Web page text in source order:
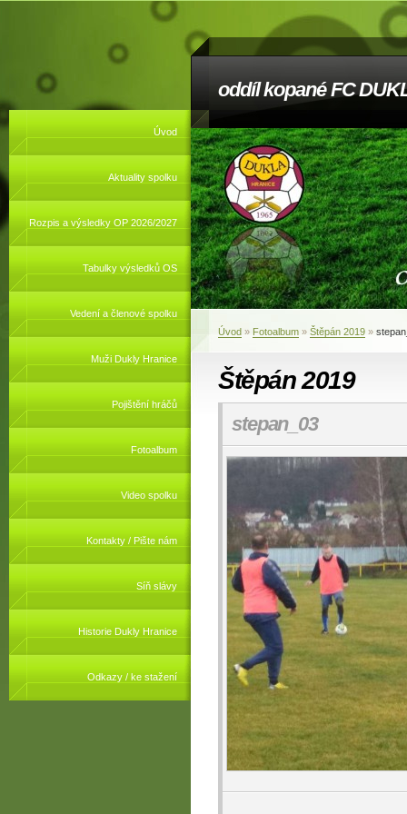
oddíl kopané FC
Úvod
Aktuality spolku
Rozpis a výsledky OP 2026/2027
Tabulky výsledků OS
Vedení a členové spolku
Muži Dukly Hranice
Pojištění hráčů
Fotoalbum
Video spolku
Kontakty / Pište nám
Síň slávy
Historie Dukly Hranice
Odkazy / ke stažení
Úvod » Fotoalbum » Štěpán 2019 »
Štěpán 2019
stepan_03